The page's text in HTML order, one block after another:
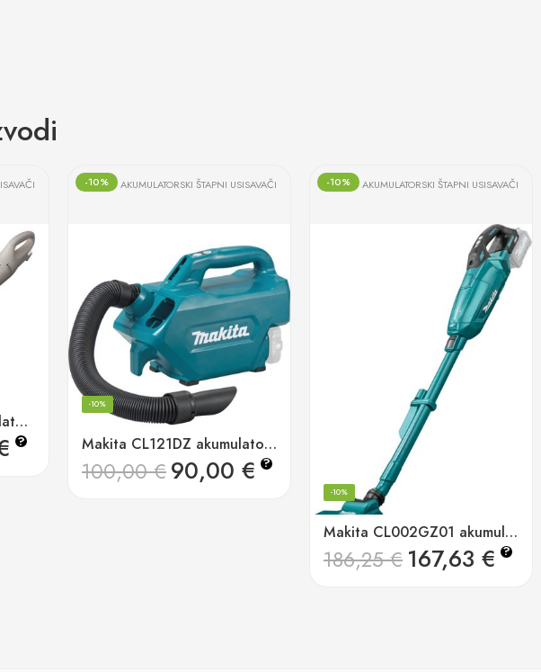
Makita CL070DS akumulatorski usisavač 14w, 7,2v, 600ml
?
-10% AKUMULATORSKI ŠTAPNI USISAVAČI
Makita CL121DZ akumulatorski usisavač 10,8v cxt za automobile
-10%
100,00€90,00 € ?
-10% AKUMULATORSKI ŠTAPNI USISAVAČI
Makita CL002GZ01 akumulatorski usisavač 40v xgt, 150w, 750ml, crni
-10%
186,25€ 167,63 € ?